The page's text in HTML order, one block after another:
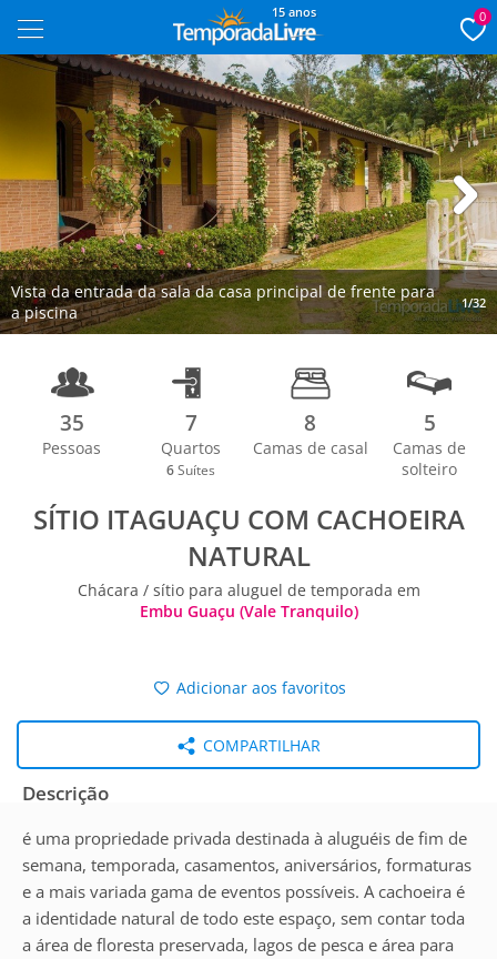
15 anos 0
Vista da entrada da sala da casa principal de frente para
a piscina
1/32
Next
35
Pessoas
7
Quartos
6 Suítes
8
Camas de casal
5
Camas de
solteiro
SÍTIO ITAGUAÇU COM CACHOEIRA
NATURAL
Chácara / sítio para aluguel de temporada em
Embu Guaçu (Vale Tranquilo)
Adicionar aos favoritos
COMPARTILHAR
Descrição
é uma propriedade privada destinada à aluguéis de fim de
semana, temporada, casamentos, aniversários, formaturas
e a mais variada gama de eventos possíveis. A cachoeira é
a identidade natural de todo este espaço, sem contar toda
a área de floresta preservada, lagos de pesca e área para